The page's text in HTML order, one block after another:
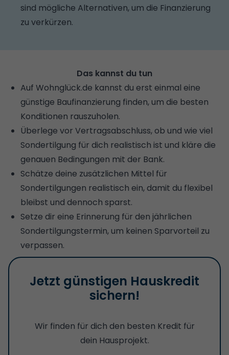
sind mögliche Alternativen, um die Finanzierung
zu verkürzen.
Das kannst du tun
Auf Wohnglück.de kannst du erst einmal eine
günstige Baufinanzierung finden, um die besten
Konditionen rauszuholen.
Überlege vor Vertragsabschluss, ob und wie viel
Sondertilgung für dich realistisch ist und kläre die
genauen Bedingungen mit der Bank.
Schätze deine zusätzlichen Mittel für
Sondertilgungen realistisch ein, damit du flexibel
bleibst und dennoch sparst.
Setze dir eine Erinnerung für den jährlichen
Sondertilgungstermin, um keinen Sparvorteil zu
verpassen.
Jetzt günstigen Hauskredit
sichern!
Wir finden für dich den besten Kredit für
dein Hausprojekt.